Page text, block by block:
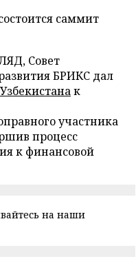
саммит
Совет
БРИКС дал
к
участника
процесс
к финансовой
на наши